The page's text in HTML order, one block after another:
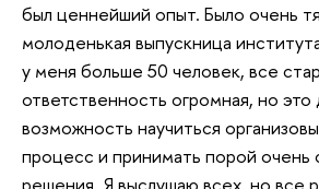
был ценнейший опыт. Было очень
молоденькая выпускница
у меня больше 50 человек, все
ответственность огромная, но
возможность научиться
процесс и принимать порой очень